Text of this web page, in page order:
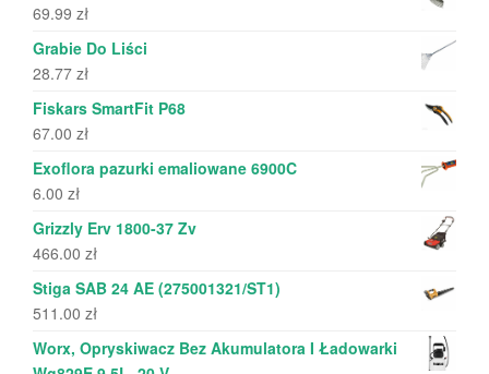
69.99 zł
Grabie Do Liści
28.77 zł
Fiskars SmartFit P68
67.00 zł
Exoflora pazurki emaliowane 6900C
6.00 zł
Grizzly Erv 1800-37 Zv
466.00 zł
Stiga SAB 24 AE (275001321/ST1)
511.00 zł
Worx, Opryskiwacz Bez Akumulatora I Ładowarki